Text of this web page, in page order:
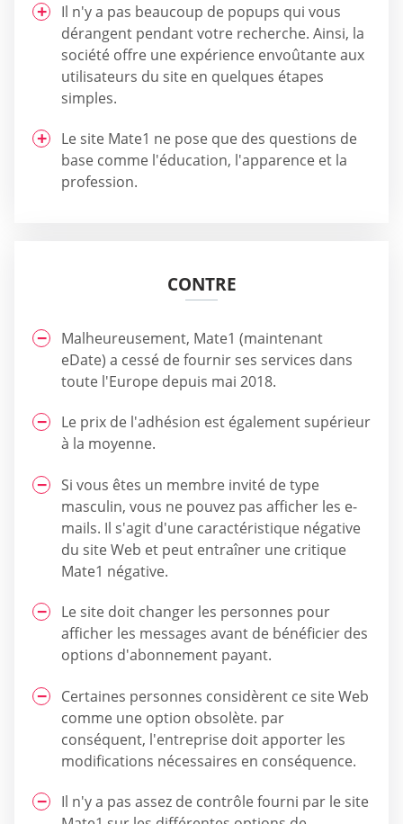
Il n'y a pas beaucoup de popups qui vous
dérangent pendant votre recherche. Ainsi, la
société offre une expérience envoûtante aux
utilisateurs du site en quelques étapes
simples.
Le site Mate1 ne pose que des questions de
base comme l'éducation, l'apparence et la
profession.
CONTRE
Malheureusement, Mate1 (maintenant
eDate) a cessé de fournir ses services dans
toute l'Europe depuis mai 2018.
Le prix de l'adhésion est également supérieur
à la moyenne.
Si vous êtes un membre invité de type
masculin, vous ne pouvez pas afficher les e-
mails. Il s'agit d'une caractéristique négative
du site Web et peut entraîner une critique
Mate1 négative.
Le site doit changer les personnes pour
afficher les messages avant de bénéficier des
options d'abonnement payant.
Certaines personnes considèrent ce site Web
comme une option obsolète. par
conséquent, l'entreprise doit apporter les
modifications nécessaires en conséquence.
Il n'y a pas assez de contrôle fourni par le site